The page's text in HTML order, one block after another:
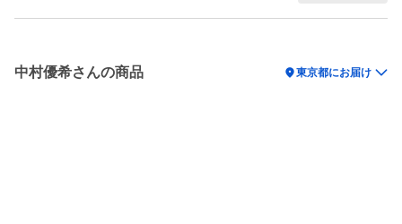
中村優希さんの商品 location_on東京都にお届け